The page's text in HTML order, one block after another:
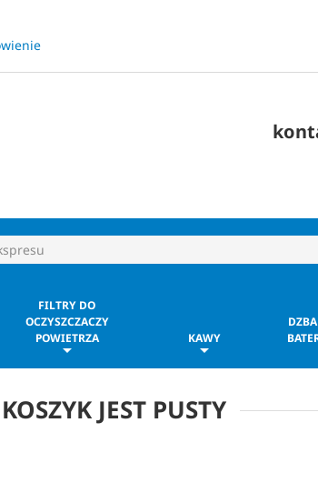
FILTRY DO
OCZYSZCZACZY
POWIETRZA
KAWY
KOSZYK JEST PUSTY